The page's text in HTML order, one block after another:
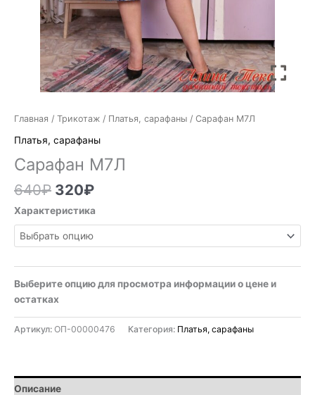
Главная / Трикотаж / Платья, сарафаны / Сарафан М7Л
Платья, сарафаны
Сарафан М7Л
640₽ 320₽
Характеристика
Выберите опцию для просмотра информации о цене и
остатках
Артикул: ОП-00000476 Категория: Платья, сарафаны
Описание